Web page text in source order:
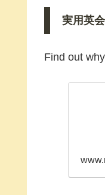
実用英
Find out